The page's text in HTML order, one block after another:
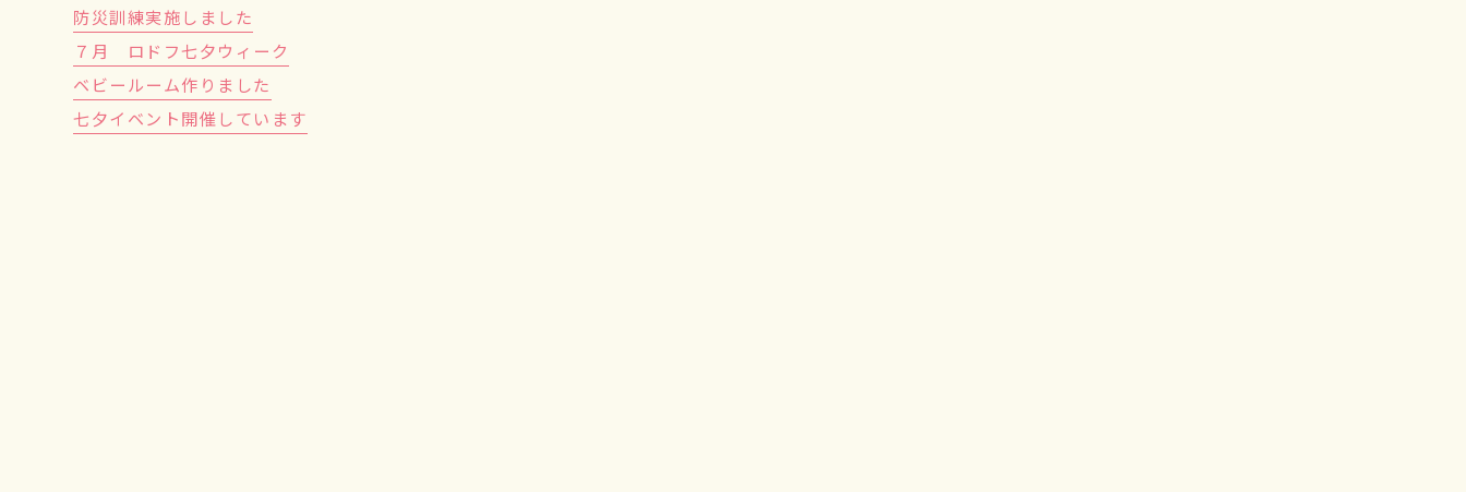
防災訓練実施しました
７月 ロドフ七夕ウィーク
ベビールーム作りました
七夕イベント開催しています